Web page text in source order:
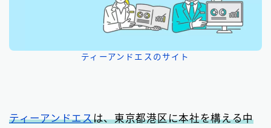
ティーアンドエスのサイト
ティーアンドエスは、東京都港区に本社を構える中